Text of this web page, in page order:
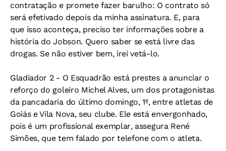
contratação e promete fazer barulho: O contrato só
será efetivado depois da minha assinatura. E, para
que isso aconteça, preciso ter informações sobre a
história do Jobson. Quero saber se está livre das
drogas. Se não estiver bem, irei vetá-lo.
Gladiador 2 - O Esquadrão está prestes a anunciar o
reforço do goleiro Michel Alves, um dos protagonistas
da pancadaria do último domingo, 1º, entre atletas de
Goiás e Vila Nova, seu clube. Ele está envergonhado,
pois é um profissional exemplar, assegura René
Simões, que tem falado por telefone com o atleta.